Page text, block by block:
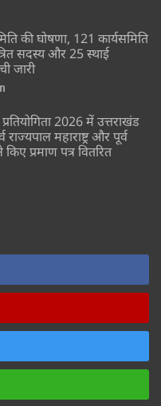
की घोषणा, 121 कार्यसमिति
सदस्य और 25 स्थाई
जारी
2026 में उत्तराखंड
महाराष्ट्र और पूर्व
प्रमाण पत्र वितरित